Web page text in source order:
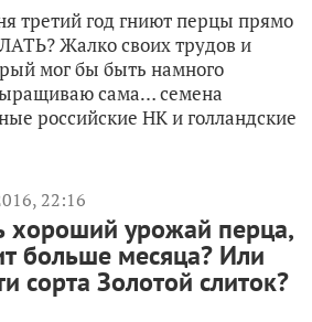
третий год гниют перцы прямо
Жалко своих трудов и
мог бы быть намного
сама… семена
российские НК и голландские
22:16
хороший урожай перца,
больше месяца? Или
сорта Золотой слиток?